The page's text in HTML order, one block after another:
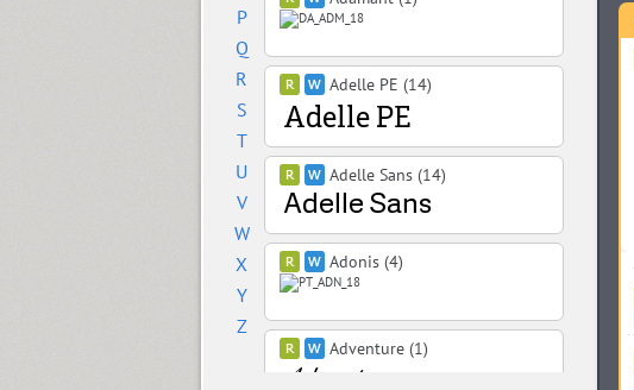
P
Q
R
S
T
U
V
W
X
Y
Z
Adelle PE (14)
Adelle Sans (14)
Adonis (4)
Adventure (1)